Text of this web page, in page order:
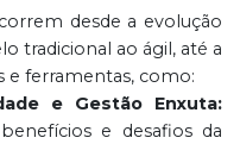
desde a evolução
tradicional ao ágil, até a
e ferramentas, como:
e Gestão Enxuta:
e desafios da